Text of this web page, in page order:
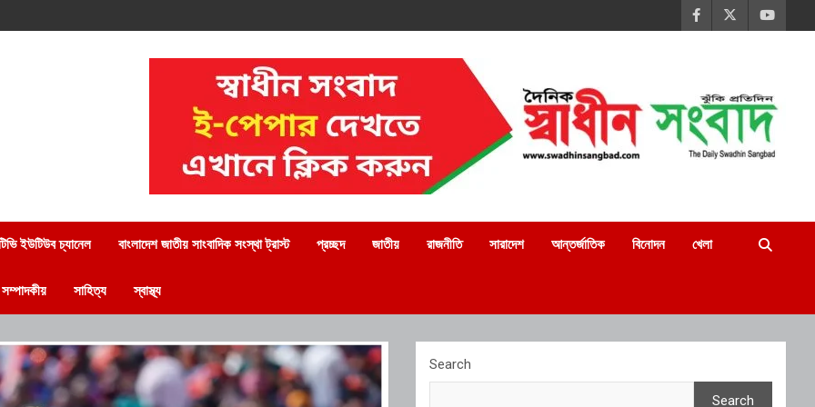
ইউটিউব চ্যানেল বাংলাদেশ জাতীয় সাংবাদিক সংস্থা ট্রাস্ট প্রচ্ছদ জাতীয় রাজনীতি সারাদেশ আন্তর্জাতিক বিনোদন খেলা
সম্পাদকীয় সাহিত্য স্বাস্থ্য
Search
Search